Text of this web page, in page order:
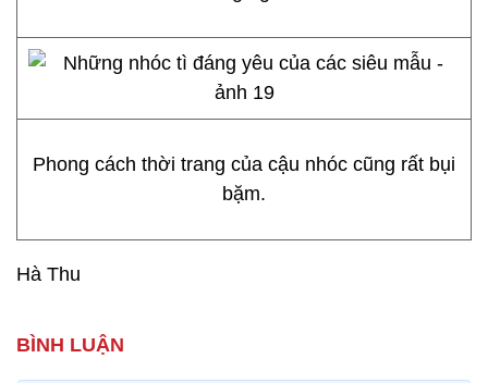
Phong cách thời trang của cậu nhóc cũng rất bụi
bặm.
Hà Thu